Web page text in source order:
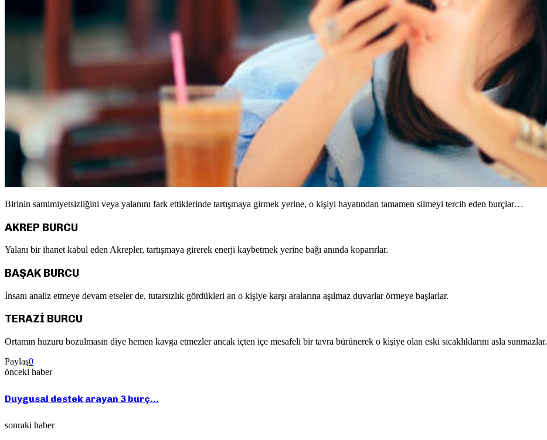
Birinin samimiyetsizliğini veya yalanını fark ettiklerinde tartışmaya girmek yerine, o kişiyi hayatından tamamen silmeyi tercih eden burçlar…
AKREP BURCU
Yalanı bir ihanet kabul eden Akrepler, tartışmaya girerek enerji kaybetmek yerine bağı anında koparırlar.
BAŞAK BURCU
İnsanı analiz etmeye devam etseler de, tutarsızlık gördükleri an o kişiye karşı aralarına aşılmaz duvarlar örmeye başlarlar.
TERAZİ BURCU
Ortamın huzuru bozulmasın diye hemen kavga etmezler ancak içten içe mesafeli bir tavra bürünerek o kişiye olan eski sıcaklıklarını asla sunmazlar.
Paylaş0
önceki haber
Duygusal destek arayan 3 burç…
sonraki haber